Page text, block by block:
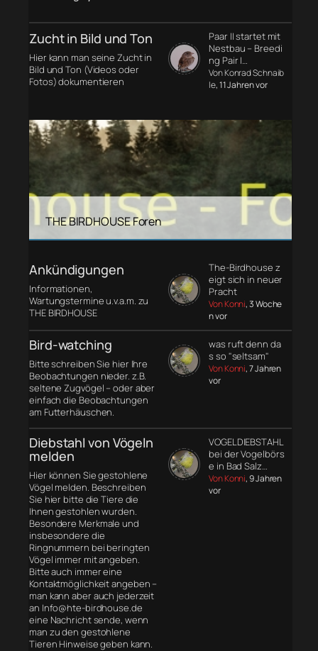
Zucht in Bild und Ton
Hier kann man seine Zucht in
Bild und Ton (Videos oder
Fotos) dokumentieren
Paar II startet mit
Nestbau – Breedi
ng Pair I…
Von Konrad Schnaib
le, 11 Jahren vor
THE BIRDHOUSE Foren
Ankündigungen
Informationen,
Wartungstermine u.v.a.m. zu
THE BIRDHOUSE
The-Birdhouse z
eigt sich in neuer
Pracht
Von Konni, 3 Woche
n vor
Bird-watching
Bitte schreiben Sie hier Ihre
Beobachtungen nieder. z.B.
seltene Zugvögel – oder aber
einfach die Beobachtungen
am Futterhäuschen.
was ruft denn da
s so "seltsam"
Von Konni, 7 Jahren
vor
Diebstahl von Vögeln
melden
Hier können Sie gestohlene
Vögel melden. Beschreiben
Sie hier bitte die Tiere die
Ihnen gestohlen wurden.
Besondere Merkmale und
insbesondere die
Ringnummern bei beringten
Vögel immer mit angeben.
Bitte auch immer eine
Kontaktmöglichkeit angeben –
man kann aber auch jederzeit
an Info@hte-birdhouse.de
eine Nachricht sende, wenn
man zu den gestohlene
Tieren Hinweise geben kann.
VOGELDIEBSTAHL
bei der Vogelbörs
e in Bad Salz…
Von Konni, 9 Jahren
vor